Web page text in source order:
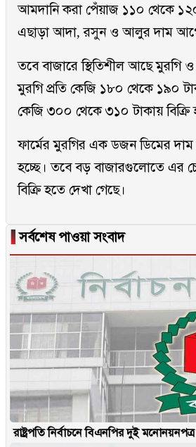
আমদানি করা পেঁয়াজ ১১০ থেকে ১২০
এছাড়া আদা, রসুন ও আলুর দাম
তবে বাজারে স্থিতিশীল আছে মুরগি ও
মুরগি প্রতি কেজি ১৮০ থেকে ১৯০
কেজি ৩০০ থেকে ৩১০ টাকায় বিক্রি
ফার্মের মুরগির এক ডজন ডিমের দাম
হচ্ছে। তবে বড় বাজারগুলোতে এর
বিক্রি হতে দেখা গেছে।
▐সর্বশেষ পাওয়া সংবাদ
রাষ্ট্রপতি নির্বাচনে বিএনপির দুই